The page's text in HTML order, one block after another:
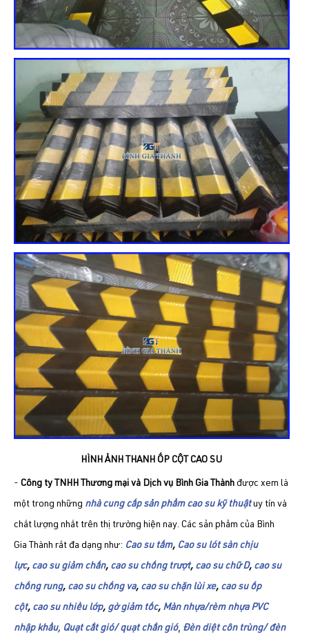
HÌNH ẢNH THANH ỐP CỘT CAO SU
- Công ty TNHH Thương mại và Dịch vụ Bình Gia Thành được xem là
một trong những nhà cung cấp sản phẩm cao su kỹ thuậtuy tín và
chất lượng nhất trên thị trường hiện nay. Các sản phẩm của Bình
Gia Thành rất đa dạng như: Cao su tấm, Cao su lót sàn chịu
lực, cao su giảm chấn, cao su chống trượt, cao su chữ D, cao su
chống rung, cao su chống va, cao su chặn lùi xe, cao su ốp
cột, cao su nhiều lớp, gờ giảm tốc, Màn nhựa/rèm nhựa PVC
nhập khẩu, Quạt cắt gió/ quạt chắn gió, Đèn diệt côn trùng/ đèn